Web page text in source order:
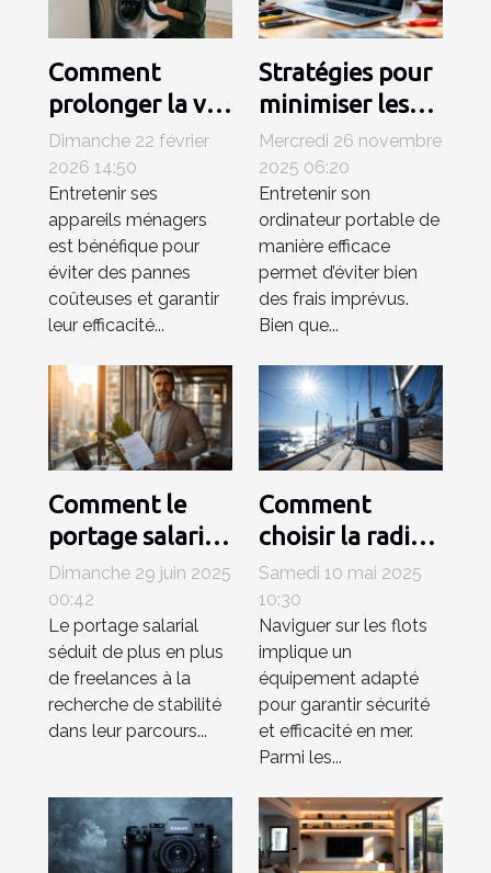
Comment
prolonger la vie
de vos appareils
ménagers ?
Dimanche 22 février
2026 14:50
Entretenir ses
appareils ménagers
est bénéfique pour
éviter des pannes
coûteuses et garantir
leur efficacité...
Stratégies pour
minimiser les
frais de
réparations
d'ordinateurs
portables
Mercredi 26 novembre
2025 06:20
Entretenir son
ordinateur portable de
manière efficace
permet d’éviter bien
des frais imprévus.
Bien que...
Comment le
portage salarial
renforce la
sécurité
professionnelle
des freelances ?
Dimanche 29 juin 2025
00:42
Le portage salarial
séduit de plus en plus
de freelances à la
recherche de stabilité
dans leur parcours...
Comment
choisir la radio
VHF marine
idéale pour vos
besoins en
navigation
Samedi 10 mai 2025
10:30
Naviguer sur les flots
implique un
équipement adapté
pour garantir sécurité
et efficacité en mer.
Parmi les...